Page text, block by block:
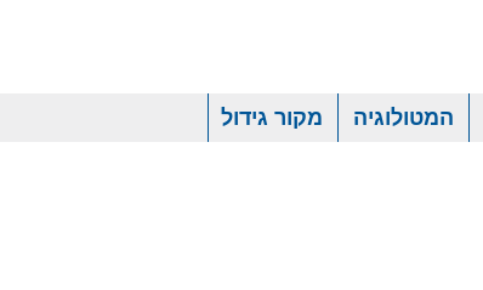
המטולוגיה מקור גידול